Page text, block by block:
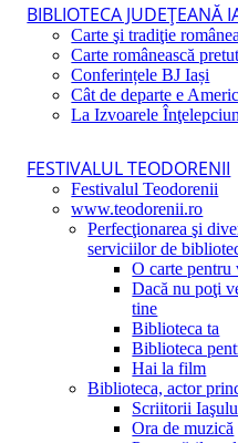
BIBLIOTECA JUDEŢEANĂ
Carte şi tradiţie
Carte românească
Conferințele BJ Iași
Cât de departe e
La Izvoarele
FESTIVALUL TEODORENII
Festivalul Teodorenii
www.teodorenii.ro
Perfecţionarea şi
serviciilor de
O carte pentru
Dacă nu poţi
tine
Biblioteca ta
Biblioteca
Hai la film
Biblioteca, actor
Scriitorii
Ora de muzică